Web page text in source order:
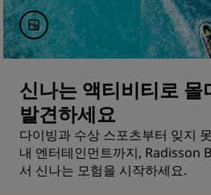
신나는 액티비티로 몰
발견하세요
다이빙과 수상 스포츠부터 잊지
내 엔터테인먼트까지, Radisson
서 신나는 모험을 시작하세요.